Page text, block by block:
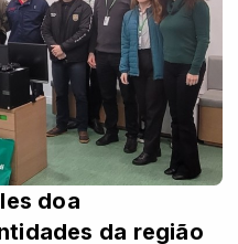
doa
da região